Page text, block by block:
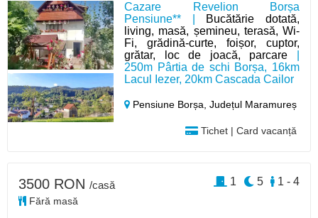
Cazare Revelion Borșa
Pensiune** | Bucătărie dotată,
living, masă, șemineu, terasă, Wi-
Fi, grădină-curte, foișor, cuptor,
grătar, loc de joacă, parcare
250m Pârtia de schi Borșa, 16km
Lacul Iezer, 20km Cascada Cailor
Pensiune Borșa,Județul Maramureș
Tichet | Card vacanță
3500 RON /casă
Fără masă
1 - 4
5
1